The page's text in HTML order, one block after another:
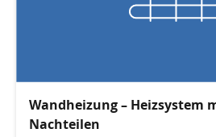
Wandheizung – Heizsystem
Nachteilen